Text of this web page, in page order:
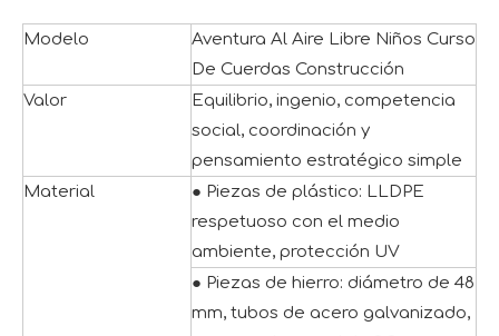
Modelo
Aventura Al Aire Libre Niños Curso
De Cuerdas Construcción
Valor
Equilibrio, ingenio, competencia
social, coordinación y
pensamiento estratégico simple
Material
● Piezas de plástico: LLDPE
respetuoso con el medio
ambiente, protección UV
● Piezas de hierro: diámetro de 48
mm, tubos de acero galvanizado,